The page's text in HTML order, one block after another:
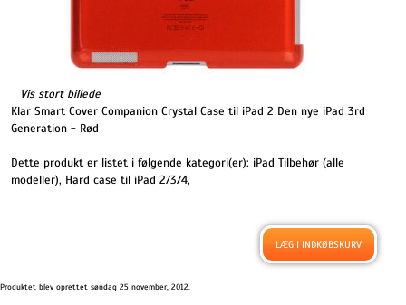
Vis stort billede
Klar Smart Cover Companion Crystal Case til iPad 2 Den nye iPad 3rd
Generation - Rød
Dette produkt er listet i følgende kategori(er): iPad Tilbehør (alle
modeller), Hard case til iPad 2/3/4,
Produktet blev oprettet søndag 25 november, 2012.